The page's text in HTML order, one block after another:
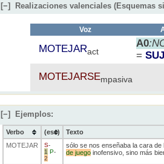
[−] Realizaciones valenciales (Esquemas
Voz
MOTEJARact
A0
= SUJ
MOTEJARSEmpasiva
[−] Ejemplos:
Verbo (ess)
Texto
MOTEJAR
S-
1 P-
2
sólo se nos enseñaba la cara
dejuegoinofensivo, sino más